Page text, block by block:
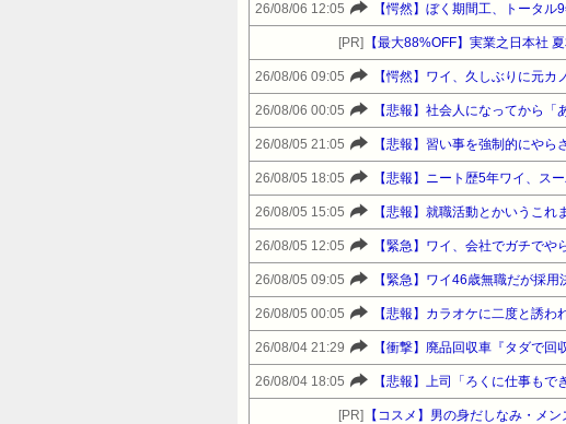
26/08/06 12:05 【愕然】ぼく期間工、トータ
[PR] 【最大88%OFF】実業之日本社
26/08/06 09:05 【愕然】ワイ、久しぶりに元
26/08/06 00:05 【悲報】社会人になってから
26/08/05 21:05 【悲報】習い事を強制的にや
26/08/05 18:05 【悲報】ニート歴5年ワイ、ス
26/08/05 15:05 【悲報】就職活動とかいうこ
26/08/05 12:05 【緊急】ワイ、会社でガチで
26/08/05 09:05 【緊急】ワイ46歳無職だが採
26/08/05 00:05 【悲報】カラオケに二度と誘
26/08/04 21:29 【衝撃】廃品回収車『タダで
26/08/04 18:05 【悲報】上司「ろくに仕事も
[PR] 【コスメ】男の身だしなみ・メ